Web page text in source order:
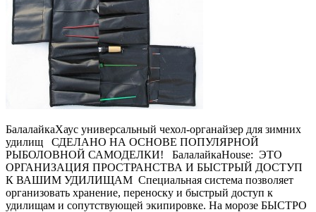
БалалайкаХаус универсальный чехол-органайзер для зимних
удилищ СДЕЛАНО НА ОСНОВЕ ПОПУЛЯРНОЙ
РЫБОЛОВНОЙ САМОДЕЛКИ! БалалайкаHouse: ЭТО
ОРГАНИЗАЦИЯ ПРОСТРАНСТВА И БЫСТРЫЙ ДОСТУП
К ВАШИМ УДИЛИЩАМ Специальная система позволяет
организовать хранение, переноску и быстрый доступ к
удилищам и сопутствующей экипировке. На морозе БЫСТРО